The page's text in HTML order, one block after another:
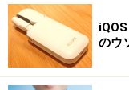
時代との別れとい
なることもあるで
いわけではないで
ろ、社会人になる
のウ